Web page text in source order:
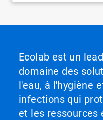
Ecolab est un
domaine des
l'eau, à l'hygiène
infections qui
et les ressources